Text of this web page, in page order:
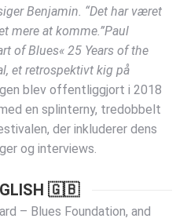
Benjamin. “Det har været
mere at komme.”Paul
of Blues« 25 Years of the
et retrospektivt kig på
blev offentliggjort i 2018
en splinterny, tredobbelt
der inkluderer dens
og interviews.
🇬🇧
– Blues Foundation, and